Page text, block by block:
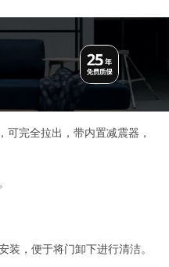
可完全拉出，带内置减震器，
，便于将门卸下进行清洁。